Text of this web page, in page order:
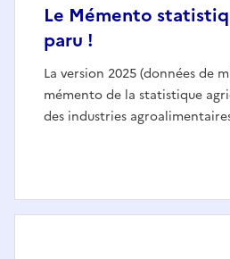
Le Mémento
paru !
La version 2025 (données de
mémento de la statistique
des industries